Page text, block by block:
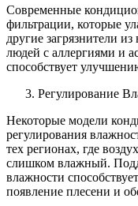
Современные
фильтрации, которые
другие загрязнители
людей с аллергиями и
способствует
Регулирование
Некоторые модели
регулирования
тех регионах, где
слишком влажный.
влажности
появление плесени и